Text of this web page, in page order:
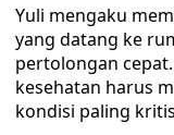
Yuli mengaku
yang datang ke
pertolongan
kesehatan harus
kondisi paling